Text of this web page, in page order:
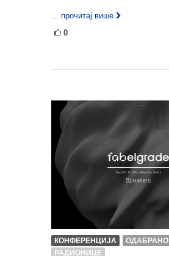
... прочитај више
0
КОНФЕРЕНЦИЈА
ОДАБРАНО
РАДИОНИЦЕ